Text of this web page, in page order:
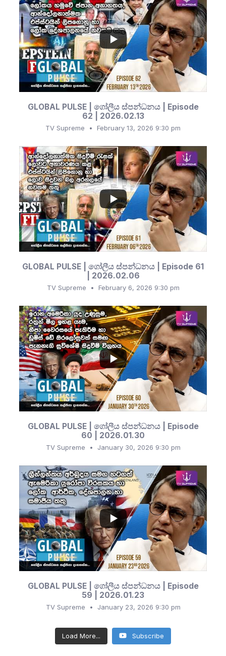
...
222
24
GLOBAL PULSE | ගෝලීය ස්පන්ධනය | Episode
62 | 2026.02.13
TV Supreme February 13, 2026 9:30 pm
...
420
49
GLOBAL PULSE | ගෝලීය ස්පන්ධනය | Episode 61
| 2026.02.06
TV Supreme February 6, 2026 9:30 pm
...
332
53
GLOBAL PULSE | ගෝලීය ස්පන්ධනය | Episode
60 | 2026.01.30
TV Supreme January 30, 2026 9:30 pm
...
197
21
GLOBAL PULSE | ගෝලීය ස්පන්ධනය | Episode
59 | 2026.01.23
TV Supreme January 23, 2026 9:30 pm
Load More... Subscribe